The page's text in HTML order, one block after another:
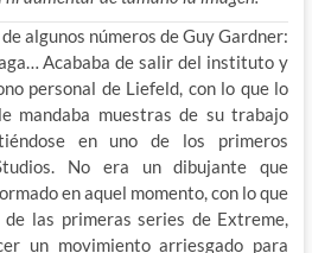
algunos números de Guy Gardner:
Acababa de salir del instituto y
personal de Liefeld, con lo que lo
mandaba muestras de su trabajo
en uno de los primeros
No era un dibujante que
en aquel momento, con lo que
las primeras series de Extreme,
un movimiento arriesgado para